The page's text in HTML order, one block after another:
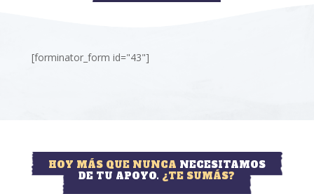
[forminator_form id="43"]
HOY MÁS QUE NUNCA NECESITAMOS
DE TU APOYO. ¿TE SUMÁS?